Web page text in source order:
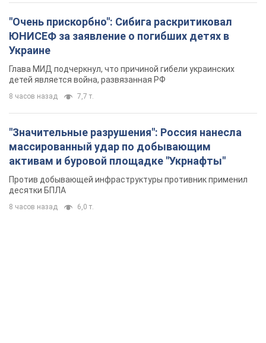
"Очень прискорбно": Сибига раскритиковал
ЮНИСЕФ за заявление о погибших детях в
Украине
Глава МИД подчеркнул, что причиной гибели украинских
детей является война, развязанная РФ
8 часов назад 7,7 т.
"Значительные разрушения": Россия нанесла
массированный удар по добывающим
активам и буровой площадке "Укрнафты"
Против добывающей инфраструктуры противник применил
десятки БПЛА
8 часов назад 6,0 т.